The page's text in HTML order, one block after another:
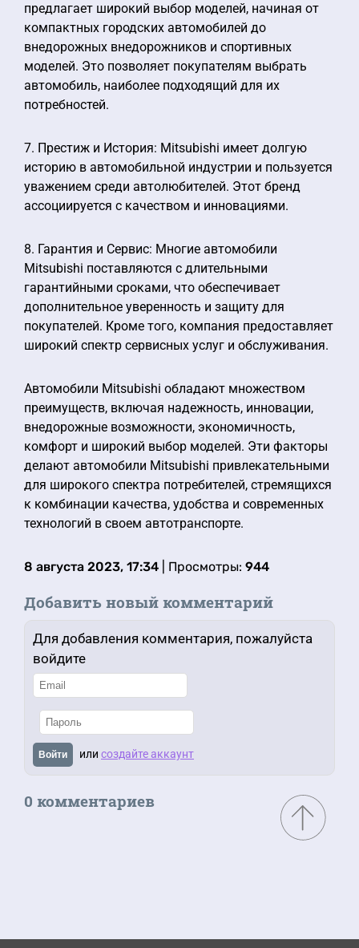
предлагает широкий выбор моделей, начиная от
компактных городских автомобилей до
внедорожных внедорожников и спортивных
моделей. Это позволяет покупателям выбрать
автомобиль, наиболее подходящий для их
потребностей.
7. Престиж и История: Mitsubishi имеет долгую
историю в автомобильной индустрии и пользуется
уважением среди автолюбителей. Этот бренд
ассоциируется с качеством и инновациями.
8. Гарантия и Сервис: Многие автомобили
Mitsubishi поставляются с длительными
гарантийными сроками, что обеспечивает
дополнительное уверенность и защиту для
покупателей. Кроме того, компания предоставляет
широкий спектр сервисных услуг и обслуживания.
Автомобили Mitsubishi обладают множеством
преимуществ, включая надежность, инновации,
внедорожные возможности, экономичность,
комфорт и широкий выбор моделей. Эти факторы
делают автомобили Mitsubishi привлекательными
для широкого спектра потребителей, стремящихся
к комбинации качества, удобства и современных
технологий в своем автотранспорте.
8 августа 2023, 17:34 | Просмотры: 944
Добавить новый комментарий
Для добавления комментария, пожалуйста
войдите
Войти или создайте аккаунт
0 комментариев